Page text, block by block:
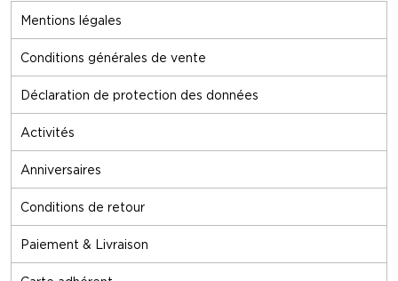
Mentions légales
Conditions générales de vente
Déclaration de protection des données
Activités
Anniversaires
Conditions de retour
Paiement & Livraison